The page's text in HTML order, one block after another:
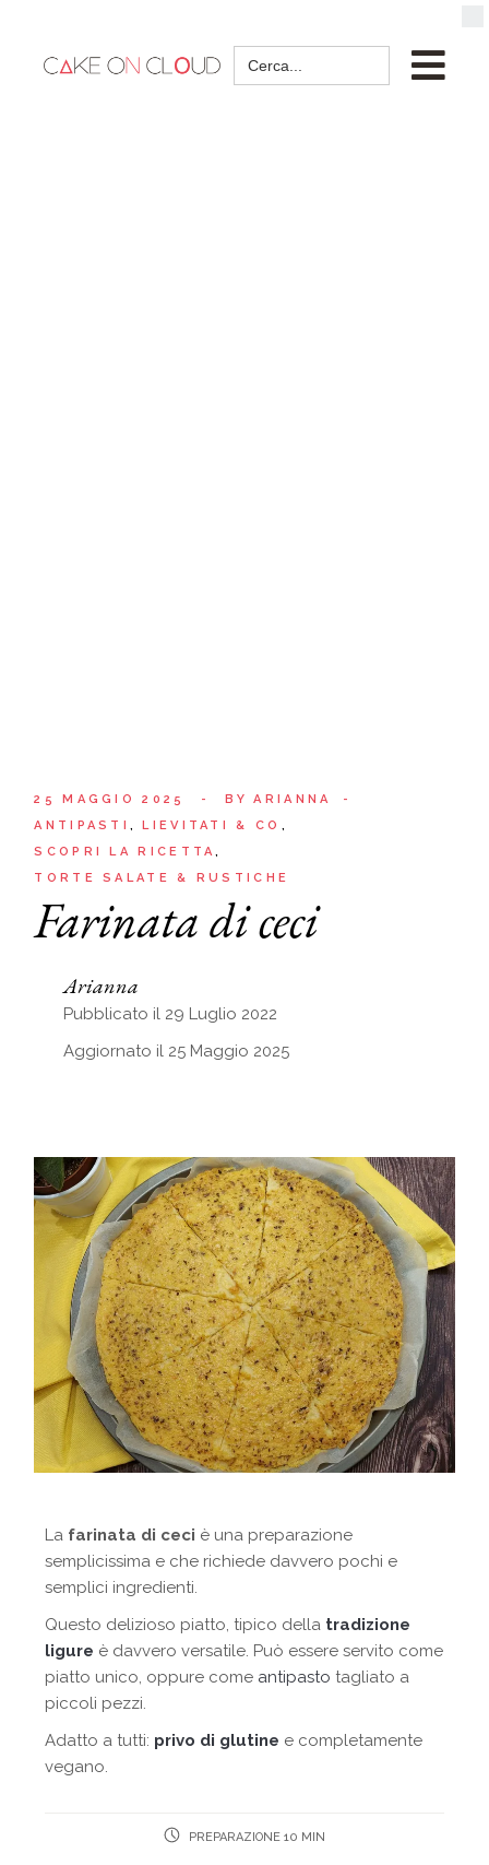
Search
for:
25 MAGGIO 2025 BY
ARIANNA
ANTIPASTI
LIEVITATI & CO
SCOPRI LA RICETTA
TORTE SALATE & RUSTICHE
Farinata di ceci
Arianna
Pubblicato il 29 Luglio 2022
Aggiornato il 25 Maggio 2025
La farinata di ceci è una preparazione
semplicissima e che richiede davvero pochi e
semplici ingredienti.
Questo delizioso piatto, tipico della tradizione
ligure è davvero versatile. Può essere servito come
piatto unico, oppure come antipastotagliato a
piccoli pezzi.
Adatto a tutti: privo di glutine e completamente
vegano.
PREPARAZIONE 10 MIN